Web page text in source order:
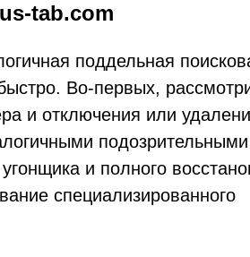
tab.com
поддельная
Во-первых,
и отключения или
подозрительными
и полного
специализированного